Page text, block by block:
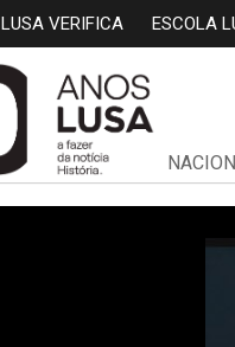
LUSA VERIFICA ESCOLA